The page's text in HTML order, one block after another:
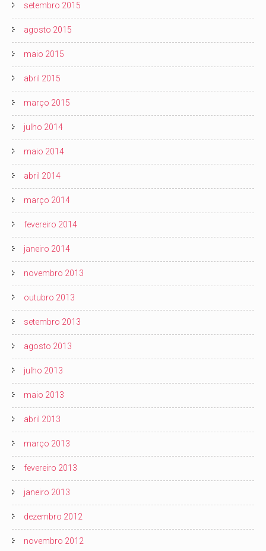
setembro 2015
agosto 2015
maio 2015
abril 2015
março 2015
julho 2014
maio 2014
abril 2014
março 2014
fevereiro 2014
janeiro 2014
novembro 2013
outubro 2013
setembro 2013
agosto 2013
julho 2013
maio 2013
abril 2013
março 2013
fevereiro 2013
janeiro 2013
dezembro 2012
novembro 2012